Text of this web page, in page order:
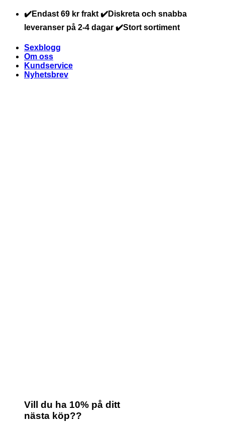
Skip
content
✔️Endast 69 kr frakt ✔️Diskreta och snabba
leveranser på 2-4 dagar ✔️Stort sortiment
Sexblogg
Om oss
Kundservice
Nyhetsbrev
Vill du ha 10% på ditt
nästa köp??